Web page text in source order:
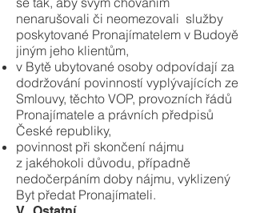
nenarušovali či neomezovali služby
poskytované Pronajímatelem v Budoyě
jiným jeho klientům,
v Bytě ubytované osoby odpovídají za
dodržování povinností vyplývajících ze
Smlouvy, těchto VOP, provozních řádů
Pronajímatele a právních předpisů
České republiky,
povinnost při skončení nájmu
z jakéhokoli důvodu, případně
nedočerpáním doby nájmu, vyklizený
Byt předat Pronajímateli.